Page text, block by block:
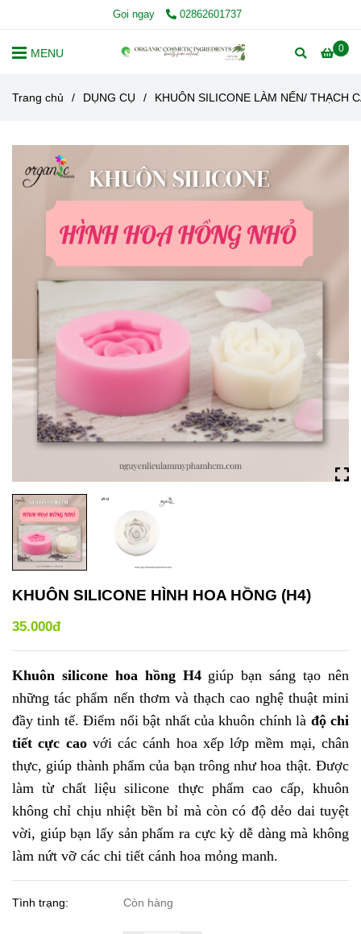
Gọi ngay 02862601737
0
MENU
Trang chủ / DỤNG CỤ / KHUÔN SILICONE LÀM NẾN/ THẠCH
KHUÔN SILICONE HÌNH HOA HỒNG (H4)
35.000đ
Khuôn silicone hoa hồng H4giúp bạn sáng tạo nên
những tác phẩm nến thơm và thạch cao nghệ thuật mini
đầy tinh tế. Điểm nổi bật nhất của khuôn chính là độ chi
tiết cực caovới các cánh hoa xếp lớp mềm mại, chân
thực, giúp thành phẩm của bạn trông như hoa thật. Được
làm từ chất liệu silicone thực phẩm cao cấp, khuôn
không chỉ chịu nhiệt bền bỉ mà còn có độ dẻo dai tuyệt
vời, giúp bạn lấy sản phẩm ra cực kỳ dễ dàng mà không
làm nứt vỡ các chi tiết cánh hoa mỏng manh.
Tình trạng: Còn hàng